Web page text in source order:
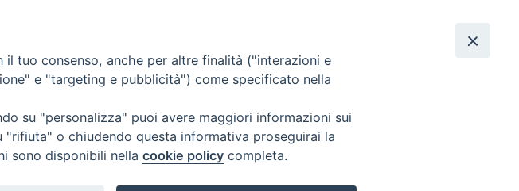
TUTTI GLI ARTICOLI
Amedeo Rossi, 28 - 12100 Cuneo
tuo consenso, anche per altre finalità ("interazioni e
e "targeting e pubblicità") come specificato nella
su "personalizza" puoi avere maggiori informazioni sui
o chiudendo questa informativa proseguirai la
sono disponibili nella cookie policy completa.